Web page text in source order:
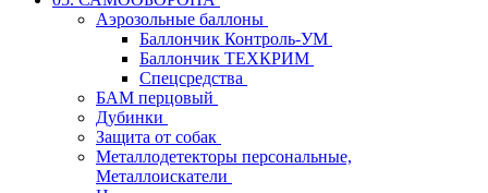
Аэрозольные баллоны
Баллончик Контроль-УМ
Баллончик ТЕХКРИМ
Спецсредства
БАМ перцовый
Дубинки
Защита от собак
Металлодетекторы персональные,
Металлоискатели